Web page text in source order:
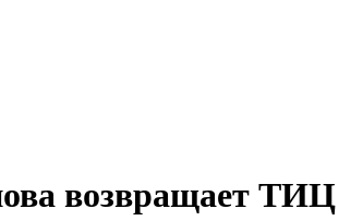
возвращает ТИЦ